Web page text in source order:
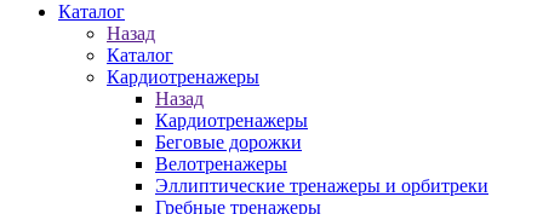
Каталог
Назад
Каталог
Кардиотренажеры
Назад
Кардиотренажеры
Беговые дорожки
Велотренажеры
Эллиптические тренажеры и орбитреки
Гребные тренажеры